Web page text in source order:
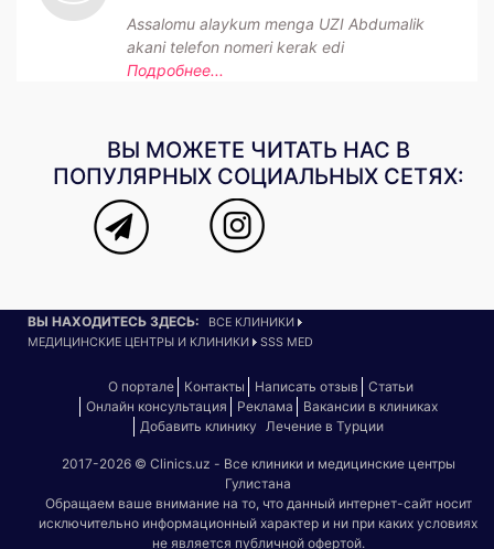
Assalomu alaykum menga UZI Abdumalik
akani telefon nomeri kerak edi
Подробнее...
ВЫ МОЖЕТЕ ЧИТАТЬ НАС В
ПОПУЛЯРНЫХ СОЦИАЛЬНЫХ СЕТЯХ:
ВЫ НАХОДИТЕСЬ ЗДЕСЬ:
ВСЕ КЛИНИКИ
МЕДИЦИНСКИЕ ЦЕНТРЫ И КЛИНИКИ
SSS MED
О портале Контакты Написать отзыв
Статьи
Онлайн консультация
Реклама
Вакансии в клиниках
Добавить клинику
Лечение в Турции
2017-2026 © Clinics.uz - Все клиники и медицинские центры
Гулистана
Обращаем ваше внимание на то, что данный интернет-сайт носит
исключительно информационный характер и ни при каких условиях
не является публичной офертой.